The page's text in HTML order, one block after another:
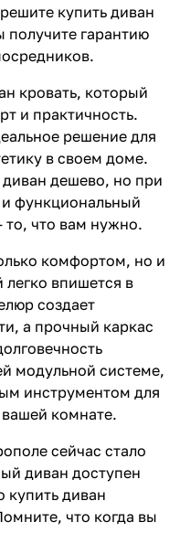
купить диван
получите гарантию
кровать, который
и практичность.
решение для
в своем доме.
дешево, но при
функциональный
то, что вам нужно.
комфортом, но и
впишется в
создает
а прочный каркас
модульной системе,
инструментом для
комнате.
сейчас стало
диван доступен
купить диван
что когда вы